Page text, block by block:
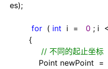
es);
for ( int i = 0 ; i <
{
// 不同的起止坐标
Point newPoint =